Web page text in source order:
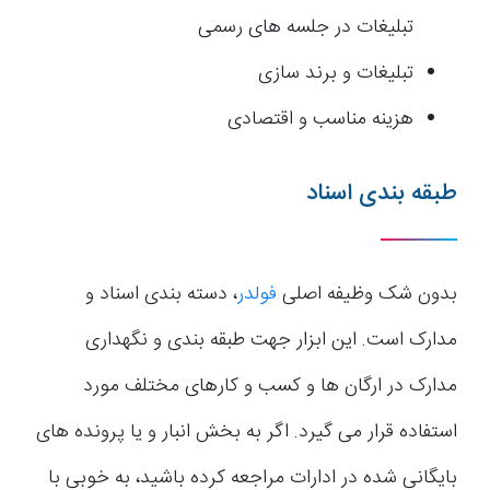
تبلیغات در جلسه های رسمی
تبلیغات و برند سازی
هزینه مناسب و اقتصادی
طبقه بندی اسناد
بدون شک وظیفه اصلی فولدر، دسته بندی اسناد و
مدارک است. این ابزار جهت طبقه بندی و نگهداری
مدارک در ارگان ها و کسب و کارهای مختلف مورد
استفاده قرار می گیرد. اگر به بخش انبار و یا پرونده های
بایگانی شده در ادارات مراجعه کرده باشید، به خوبی با